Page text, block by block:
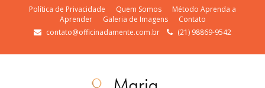
Política de Privacidade Quem Somos
Método Aprenda a
Aprender
Galeria de Imagens
Contato
contato@officinadamente.com.br
(21) 98869-9542